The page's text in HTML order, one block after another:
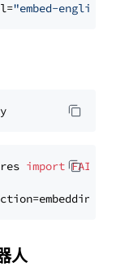
"embed-
import FAISS
人